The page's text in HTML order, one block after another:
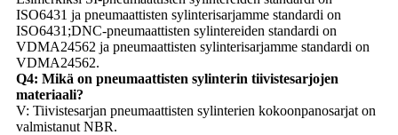
ISO6431 ja pneumaattisten sylinterisarjamme standardi on
ISO6431;DNC-pneumaattisten sylintereiden standardi on
VDMA24562 ja pneumaattisten sylinterisarjamme standardi on
VDMA24562.
Q4: Mikä on pneumaattisten sylinterin tiivistesarjojen
materiaali?
V: Tiivistesarjan pneumaattisten sylinterien kokoonpanosarjat on
valmistanut NBR.